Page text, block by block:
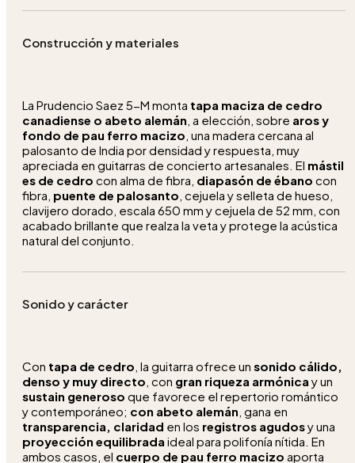
Construcción y materiales
La Prudencio Saez 5-M monta tapa maciza de cedro
canadiense o abeto alemán , a elección, sobre aros y
fondo de pau ferro macizo , una madera cercana al
palosanto de India por densidad y respuesta, muy
apreciada en guitarras de concierto artesanales. El mástil
es de cedro con alma de fibra, diapasón de ébano con
fibra, puente de palosanto , cejuela y selleta de hueso,
clavijero dorado, escala 650 mm y cejuela de 52 mm, con
acabado brillante que realza la veta y protege la acústica
natural del conjunto.
Sonido y carácter
Con tapa de cedro , la guitarra ofrece un sonido cálido,
denso y muy directo , con gran riqueza armónica y un
sustain generoso que favorece el repertorio romántico
y contemporáneo; con abeto alemán , gana en
transparencia, claridad en los registros agudosy una
proyección equilibrada ideal para polifonía nítida. En
ambos casos, el cuerpo de pau ferro macizo aporta